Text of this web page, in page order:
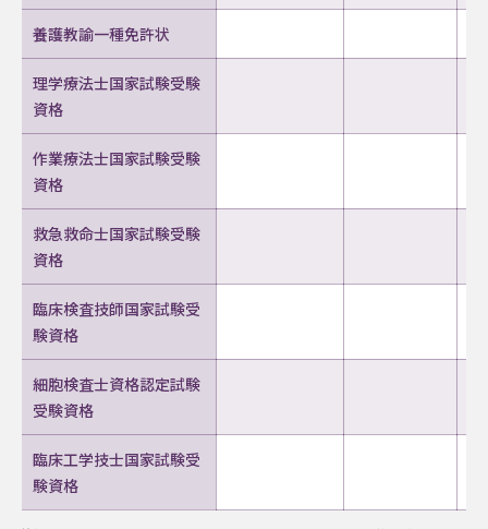
養護教諭一種免許状
理学療法士国家試験受験
資格
作業療法士国家試験受験
資格
救急救命士国家試験受験
資格
臨床検査技師国家試験受
験資格
細胞検査士資格認定試験
受験資格
臨床工学技士国家試験受
験資格